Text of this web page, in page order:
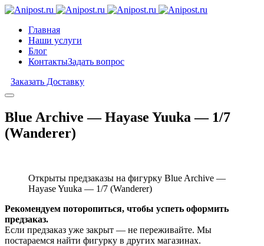
Главная
Наши услуги
Блог
КонтактыЗадать вопрос
Заказать Доставку
Blue Archive — Hayase Yuuka — 1/7
(Wanderer)
Открыты предзаказы на фигурку Blue Archive —
Hayase Yuuka — 1/7 (Wanderer)
Рекомендуем поторопиться, чтобы успеть оформить
предзаказ.
Если предзаказ уже закрыт — не переживайте. Мы
постараемся найти фигурку в других магазинах.